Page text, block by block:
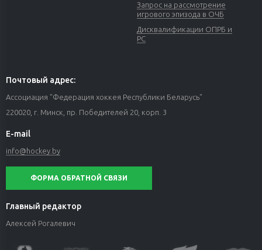
Запрос на рассмотрение
игрового эпизода в ОЧБ
Дисквалификации ОПРБ и
РС
Почтовый адрес:
Ассоциация "Федерация хоккея Республики Беларусь"
220020, г. Минск, пр. Победителей 20, корп. 3
E-mail
info@hockey.by
ФОРМА ОБРАТНОЙ СВЯЗИ
Главный редактор
Алексей Рогалевич